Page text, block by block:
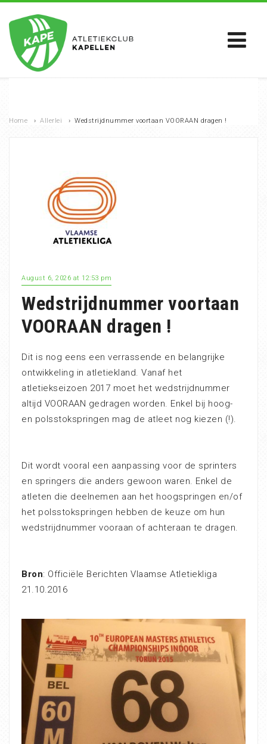
Home › Allerlei › Wedstrijdnummer voortaan VOORAAN dragen !
August 6, 2026 at 12:53 pm
Wedstrijdnummer voortaan
VOORAAN dragen !
Dit is nog eens een verrassende en belangrijke
ontwikkeling in atletiekland. Vanaf het
atletiekseizoen 2017 moet het wedstrijdnummer
altijd VOORAAN gedragen worden. Enkel bij hoog-
en polsstokspringen mag de atleet nog kiezen (!).
Dit wordt vooral een aanpassing voor de sprinters
en springers die anders gewoon waren. Enkel de
atleten die deelnemen aan het hoogspringen en/of
het polsstokspringen hebben de keuze om hun
wedstrijdnummer vooraan of achteraan te dragen.
Bron: Officiële Berichten Vlaamse Atletiekliga
21.10.2016